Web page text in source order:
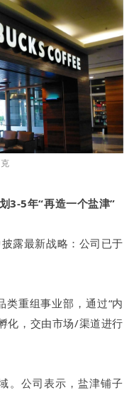
3-5年“再造一个盐津”
露最新战略：公司已于
重组事业部，通过“内
化，交由市场/渠道进行
。公司表示，盐津铺子